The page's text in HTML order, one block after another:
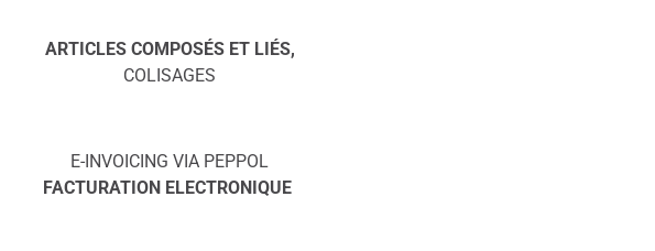
ARTICLES COMPOSÉS ET LIÉS,
COLISAGES
E-INVOICING VIA PEPPOL
FACTURATION ELECTRONIQUE